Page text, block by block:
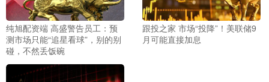
纯旭配资端 高盛警告员工：预
测市场只能“追星看球”，别的别
碰，不然丢饭碗
跟投之家 市场“投降”！美联储9
月可能直接加息